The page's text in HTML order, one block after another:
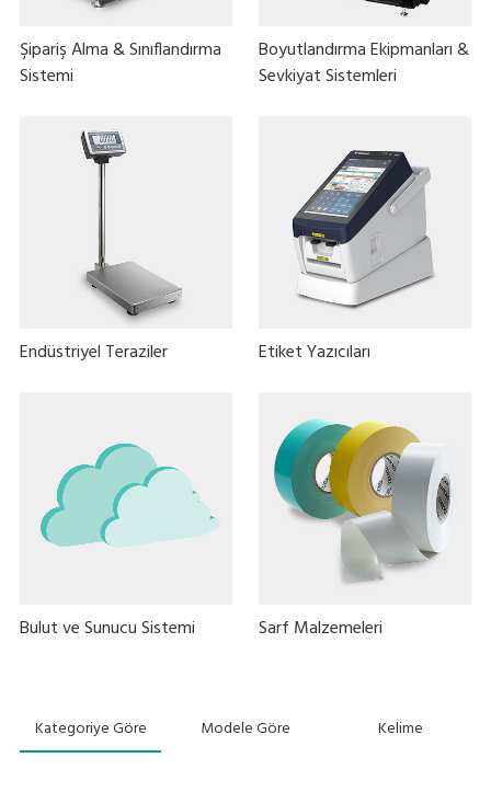
Şipariş Alma & Sınıflandırma
Sistemi
Boyutlandırma Ekipmanları &
Sevkiyat Sistemleri
Endüstriyel Teraziler Etiket Yazıcıları
Bulut ve Sunucu Sistemi Sarf Malzemeleri
Kategoriye Göre Modele Göre Kelime